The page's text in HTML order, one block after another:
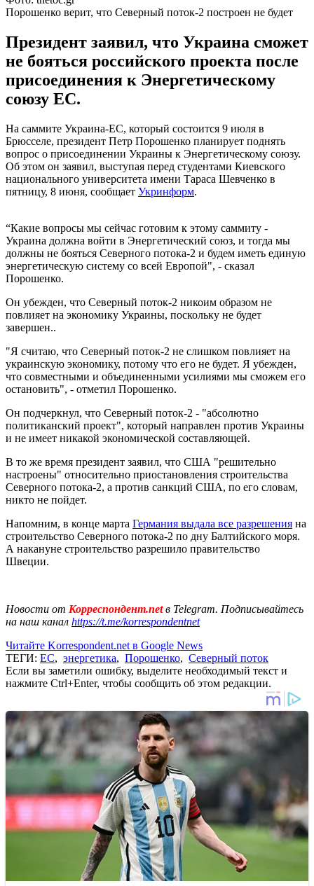
Порошенко верит, что Северный поток-2 построен не будет
Президент заявил, что Украина сможет
не бояться российского проекта после
присоединения к Энергетическому
союзу ЕС.
На саммите Украина-ЕС, который состоится 9 июля в
Брюсселе, президент Петр Порошенко планирует поднять
вопрос о присоединении Украины к Энергетическому союзу.
Об этом он заявил, выступая перед студентами Киевского
национального университета имени Тараса Шевченко в
пятницу, 8 июня, сообщает Укринформ.
“Какие вопросы мы сейчас готовим к этому саммиту -
Украина должна войти в Энергетический союз, и тогда мы
должны не бояться Северного потока-2 и будем иметь единую
энергетическую систему со всей Европой", - сказал
Порошенко.
Он убежден, что Северный поток-2 никоим образом не
повлияет на экономику Украины, поскольку не будет
завершен..
"Я считаю, что Северный поток-2 не слишком повлияет на
украинскую экономику, потому что его не будет. Я убежден,
что совместными и объединенными усилиями мы сможем его
остановить", - отметил Порошенко.
Он подчеркнул, что Северный поток-2 - "абсолютно
политиканский проект", который направлен против Украины
и не имеет никакой экономической составляющей.
В то же время президент заявил, что США "решительно
настроены" относительно приостановления строительства
Северного потока-2, а против санкций США, по его словам,
никто не пойдет.
Напомним, в конце марта Германия выдала все разрешения на
строительство Северного потока-2 по дну Балтийского моря.
А накануне строительство разрешило правительство
Швеции.
Новости от Корреспондент.netв Telegram. Подписывайтесь
на наш канал https://t.me/korrespondentnet
Читайте Korrespondent.net в Google News
ТЕГИ: ЕС, энергетика, Порошенко, Северный поток
Если вы заметили ошибку, выделите необходимый текст и
нажмите Ctrl+Enter, чтобы сообщить об этом редакции.